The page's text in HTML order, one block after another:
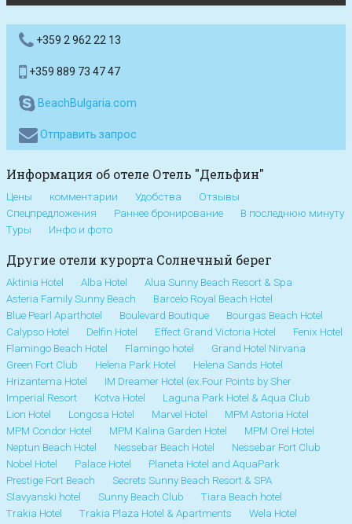
+359 2 962 22 13
+359 889 73 47 47
BeachBulgaria.com
Отправить запрос
Информация об отеле Отель "Дельфин"
Цены комментарии Удобства
Отзывы
Спецпредложения
Раннее бронирование
В последнюю минуту
Туры
Инфо и фото
Другие отели курорта Солнечный берег
Aktinia Hotel Alba Hotel
Alua Sunny Beach Resort & Spa
Asteria Family Sunny Beach
Barcelo Royal Beach Hotel
Blue Pearl Aparthotel
Boulevard Boutique
Bourgas Beach Hotel
Calypso Hotel
Delfin Hotel Effect Grand Victoria Hotel
Fenix Hotel
Flamingo Beach Hotel
Flamingo hotel
Grand Hotel Nirvana
Green Fort Club
Helena Park Hotel
Helena Sands Hotel
Hrizantema Hotel
IM Dreamer Hotel (ex.Four Points by Sher
Imperial Resort
Kotva Hotel
Laguna Park Hotel & Aqua Club
Lion Hotel
Longosa Hotel Marvel Hotel
MPM Astoria Hotel
MPM Condor Hotel
MPM Kalina Garden Hotel
MPM Orel Hotel
Neptun Beach Hotel
Nessebar Beach Hotel
Nessebar Fort Club
Nobel Hotel
Palace Hotel
Planeta Hotel and AquaPark
Prestige Fort Beach
Secrets Sunny Beach Resort & SPA
Slavyanski hotel
Sunny Beach Club
Tiara Beach hotel
Trakia Hotel
Trakia Plaza Hotel & Apartments Wela Hotel